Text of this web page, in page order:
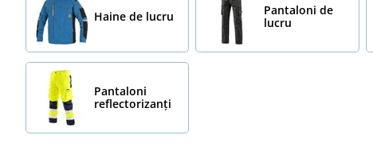
Haine de lucru
Pantaloni de
lucru
Pantaloni
reflectorizanți